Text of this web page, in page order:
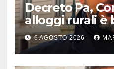
Decreto Pa,
alloggi rurali è
passo ma da
6 AGOSTO 2026